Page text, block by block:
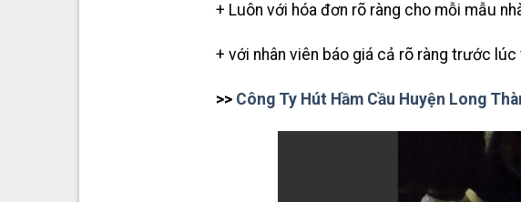
+ Luôn với hóa đơn rõ ràng cho mỗi mẫu
+ với nhân viên báo giá cả rõ ràng trước
>> Công Ty Hút Hầm Cầu Huyện Long